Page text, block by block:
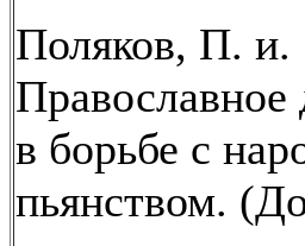
Поляков, П. и.
Православное
в борьбе с
пьянством.